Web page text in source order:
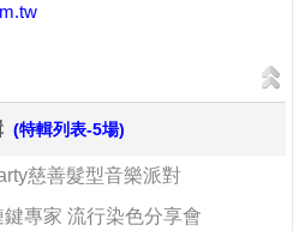
(特輯列表-5場)
慈善髮型音樂派對
專家 流行染色分享會